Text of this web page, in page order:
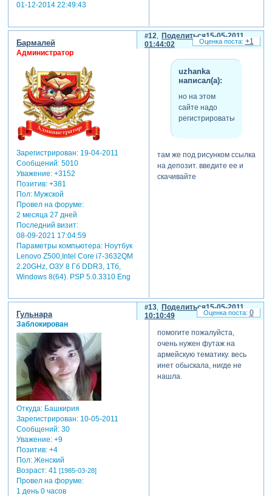
01-12-2014 22:49:43
Поделиться
12
15-05-2011
01:44:02
Бармалей
Администратор
Зарегистрирован: 19-04-2011
Сообщений:5010
Уважение: +3152
Позитив: +381
Пол:Мужской
Провел на форуме:
2 месяца 27 дней
Последний визит:
08-09-2021 17:04:59
Параметры компьютера:Ноутбук
Lenovo Z500,Intel Core i7-3632QM
2.20GHz, ОЗУ 8 Гб DDR3, 1Тб,
Windows 8(64). PSP 5.0.3310 Eng
uzhanka
написал(а):
но на этом
сайте надо
регистрироваться.
там же под рисунком ссылка
на депозит. введите ее и
скачивайте
+1
Поделиться
13
15-05-2011
10:10:49
Гульнара
Заблокирован
Откуда:Башкирия
Зарегистрирован: 10-05-2011
Сообщений:30
Уважение: +9
Позитив: +4
Пол:Женский
Возраст:41 [1985-03-28]
Провел на форуме:
1 день 0 часов
помогите пожалуйста,
очень нужен футаж на
армейскую тематику. весь
инет обыскала, нигде не
нашла.
0